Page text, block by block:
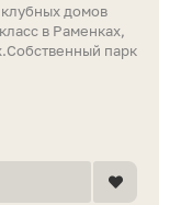
домов
в Раменках,
парк